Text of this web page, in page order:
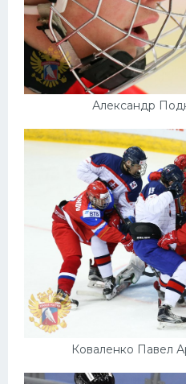
Александр
Коваленко Павел